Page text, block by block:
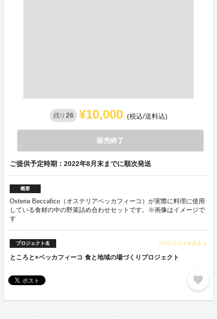
残り 26 ¥10,000 (税込/送料込)
販売終了
ご提供予定時期：2022年8月末までに順次発送
概要
Osteria Beccafico（オステリアベッカフィーコ）が実際に料理に使用
している食材の中の野菜詰め合わせセットです。※画像はイメージで
す
プロジェクト名 プロジェクトを見る arrow_forward
ところと×ベッカフィーコ 食と地域の場づくりプロジェクト
favorite